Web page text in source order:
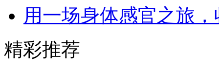
用一场身体感官之旅
精彩推荐